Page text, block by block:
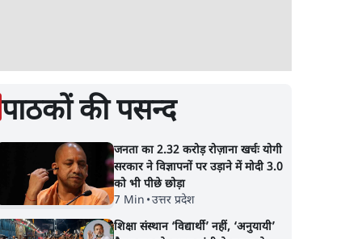
पाठकों की पसन्द
जनता का 2.32 करोड़ रोज़ाना खर्चः योगी
सरकार ने विज्ञापनों पर उड़ाने में मोदी 3.0
को भी पीछे छोड़ा
7 Min •उत्तर प्रदेश
शिक्षा संस्थान ‘विद्यार्थी’ नहीं, ‘अनुयायी’